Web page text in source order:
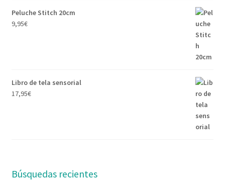
Peluche Stitch 20cm
9,95€
Libro de tela sensorial
17,95€
Búsquedas recientes